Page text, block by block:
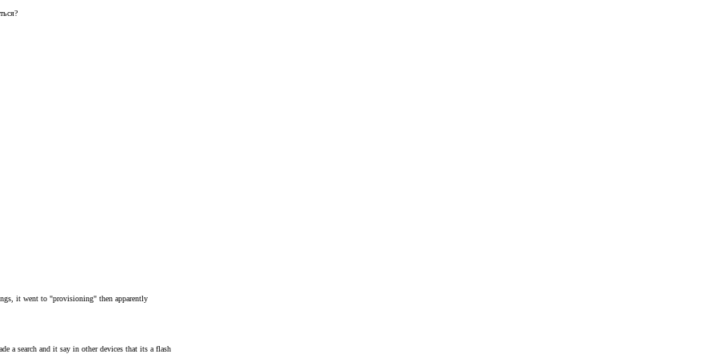
it went to "provisioning" then apparently
a search and it say in other devices that its a flash